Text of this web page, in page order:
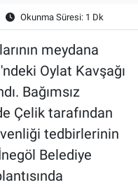
Okunma Süresi: 1 Dk
meydana
Oylat Kavşağı
Bağımsız
Çelik tarafından
tedbirlerinin
Belediye